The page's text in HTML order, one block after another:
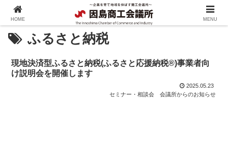
ふるさと納税
現地決済型ふるさと納税(ふるさと応援納税®)事業者向
け説明会を開催します
2025.05.23
セミナー・相談会
会議所からのお知らせ
HOME MENU